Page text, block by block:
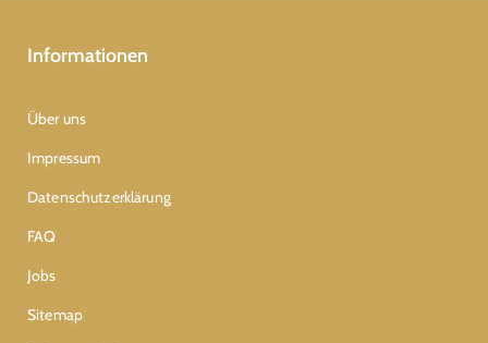
Informationen
Über uns
Impressum
Datenschutzerklärung
FAQ
Jobs
Sitemap